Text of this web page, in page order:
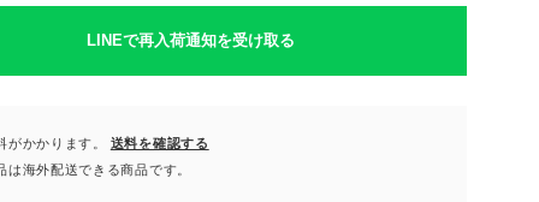
LINEで再入荷通知を受け取る
かかります。
送料を確認する
海外配送できる商品です。